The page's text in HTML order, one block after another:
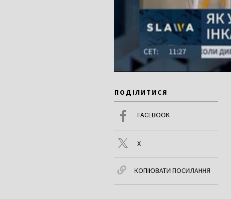
ПОДІЛИТИСЯ
FACEBOOK
X
КОПІЮВАТИ ПОСИЛАННЯ